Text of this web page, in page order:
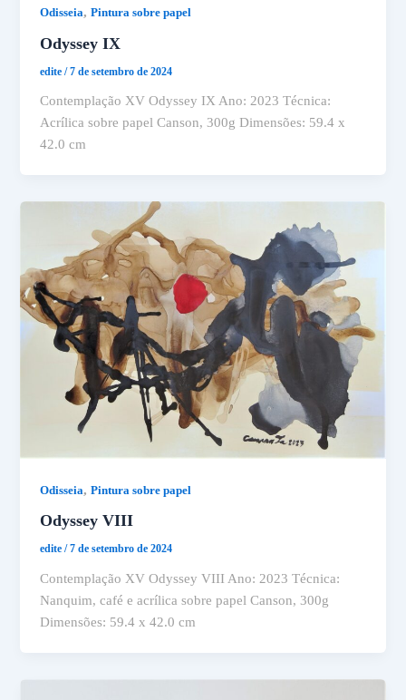
Odisseia,Pintura sobre papel
Odyssey IX
edite/7 de setembro de 2024
Contemplação XV Odyssey IX Ano: 2023 Técnica:
Acrílica sobre papel Canson, 300g Dimensões: 59.4 x
42.0 cm
Odisseia,Pintura sobre papel
Odyssey VIII
edite/7 de setembro de 2024
Contemplação XV Odyssey VIII Ano: 2023 Técnica:
Nanquim, café e acrílica sobre papel Canson, 300g
Dimensões: 59.4 x 42.0 cm